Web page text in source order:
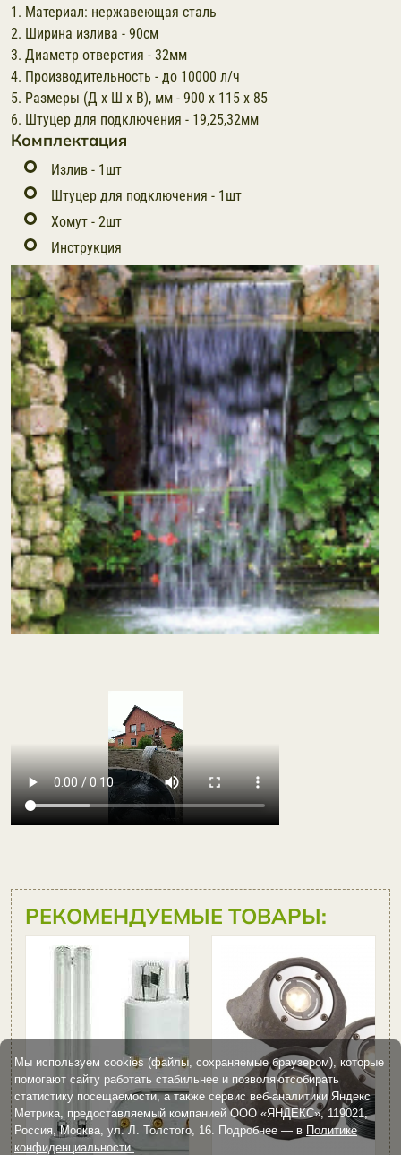
1. Материал: нержавеющая сталь
2. Ширина излива - 90см
3. Диаметр отверстия - 32мм
4. Производительность - до 10000 л/ч
5. Размеры (Д x Ш х В), мм - 900 х 115 х 85
6. Штуцер для подключения - 19,25,32мм
Комплектация
Излив - 1шт
Штуцер для подключения - 1шт
Хомут - 2шт
Инструкция
РЕКОМЕНДУЕМЫЕ ТОВАРЫ:
Сменная
УФ-лампа
36W Jebao
Цена:2
150 руб
Купить
Мы используем cookies (файлы, сохраняемые браузером), которые
помогают сайту работать стабильнее и позволяютсобирать
статистику посещаемости, а также сервис веб-аналитики Яндекс
Метрика, предоставляемый компанией ООО «ЯНДЕКС», 119021,
Россия, Москва, ул. Л. Толстого, 16. Подробнее — в Политике
конфиденциальности.